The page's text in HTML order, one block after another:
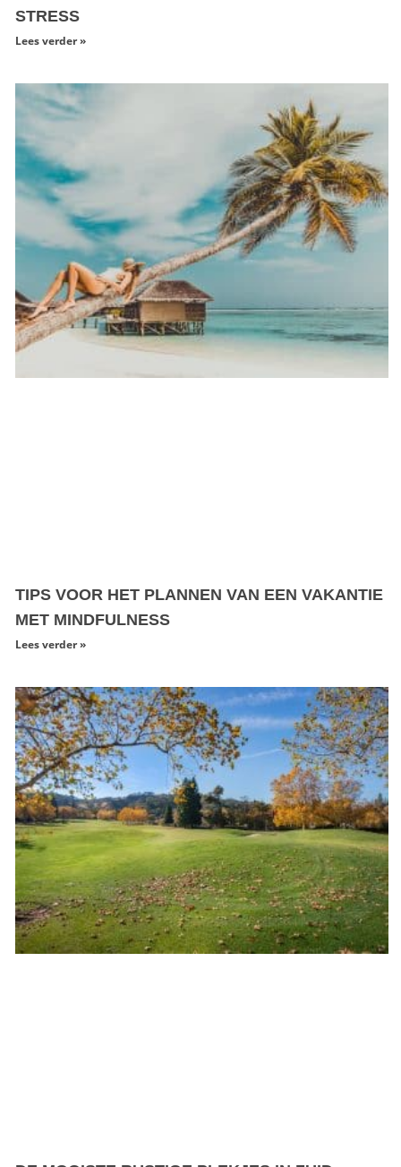
STRESS
Lees verder »
TIPS VOOR HET PLANNEN VAN EEN VAKANTIE
MET MINDFULNESS
Lees verder »